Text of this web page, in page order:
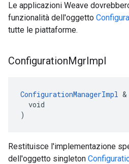
Le applicazioni Weave
funzionalità dell'oggetto
tutte le piattaforme.
ConfigurationMgrImpl
ConfigurationManagerImpl
  void
)
Restituisce l'implementazione
dell'oggetto singleton